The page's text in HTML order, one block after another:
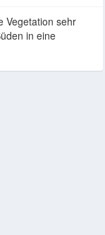
Vegetation sehr
in eine